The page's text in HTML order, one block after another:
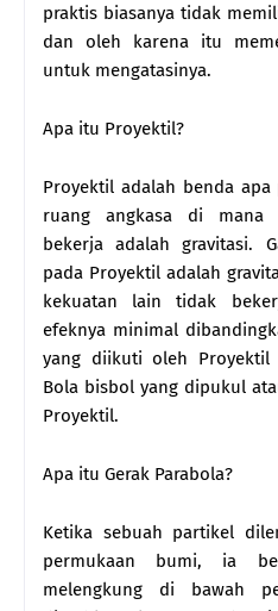
praktis biasanya tidak
dan oleh karena itu
untuk mengatasinya.
Apa itu Proyektil?
Proyektil adalah benda
ruang angkasa di mana
bekerja adalah gravitasi.
pada Proyektil adalah
kekuatan lain tidak
efeknya minimal
yang diikuti oleh Proyektil
Bola bisbol yang dipukul
Proyektil.
Apa itu Gerak Parabola?
Ketika sebuah partikel
permukaan bumi, ia
melengkung di bawah